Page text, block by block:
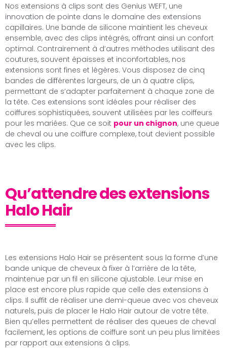
Nos extensions à clips sont des Genius WEFT, une
innovation de pointe dans le domaine des extensions
capillaires. Une bande de silicone maintient les cheveux
ensemble, avec des clips intégrés, offrant ainsi un confort
optimal. Contrairement à d’autres méthodes utilisant des
coutures, souvent épaisses et inconfortables, nos
extensions sont fines et légères. Vous disposez de cinq
bandes de différentes largeurs, de un à quatre clips,
permettant de s’adapter parfaitement à chaque zone de
la tête. Ces extensions sont idéales pour réaliser des
coiffures sophistiquées, souvent utilisées par les coiffeurs
pour les mariées. Que ce soit pour un chignon, une queue
de cheval ou une coiffure complexe, tout devient possible
avec les clips.
Qu’attendre des extensions
Halo Hair
Les extensions Halo Hair se présentent sous la forme d’une
bande unique de cheveux à fixer à l’arrière de la tête,
maintenue par un fil en silicone ajustable. Leur mise en
place est encore plus rapide que celle des extensions à
clips. Il suffit de réaliser une demi-queue avec vos cheveux
naturels, puis de placer le Halo Hair autour de votre tête.
Bien qu’elles permettent de réaliser des queues de cheval
facilement, les options de coiffure sont un peu plus limitées
par rapport aux extensions à clips.